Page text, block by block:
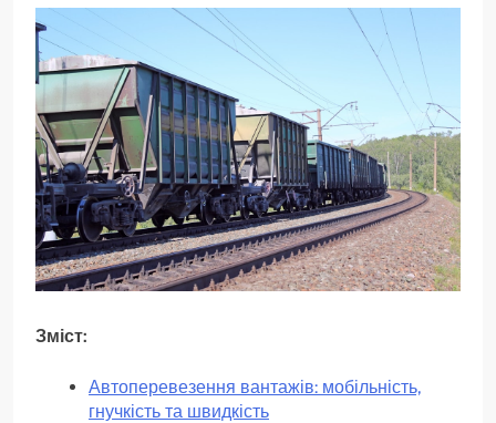
Зміст:
Автоперевезення вантажів: мобільність,
гнучкість та швидкість